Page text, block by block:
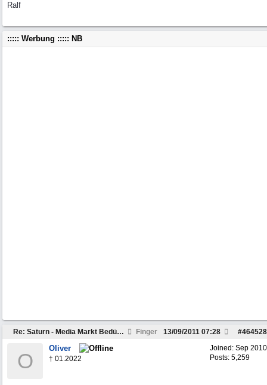
Ralf
::::: Werbung ::::: NB
Re: Saturn - Media Markt Bedürfnisse wecken. Hilfe. Finger #464528
13/09/2011 07:28
Joined: Sep 2010
Posts: 5,259
O
Oliver
† 01.2022